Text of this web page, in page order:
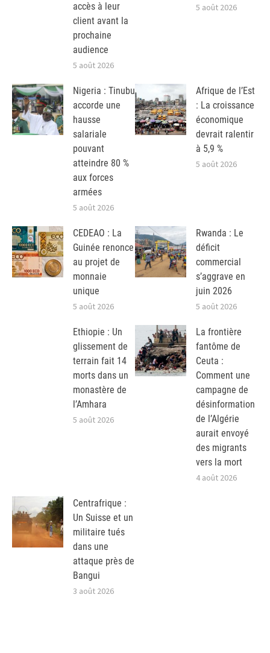
accès à leur
client avant la
prochaine
audience
5 août 2026
5 août 2026
Nigeria : Tinubu
accorde une
hausse
salariale
pouvant
atteindre 80 %
aux forces
armées
5 août 2026
Afrique de l’Est
: La croissance
économique
devrait ralentir
à 5,9 %
5 août 2026
CEDEAO : La
Guinée renonce
au projet de
monnaie
unique
5 août 2026
Rwanda : Le
déficit
commercial
s’aggrave en
juin 2026
5 août 2026
Ethiopie : Un
glissement de
terrain fait 14
morts dans un
monastère de
l’Amhara
5 août 2026
La frontière
fantôme de
Ceuta :
Comment une
campagne de
désinformation
de l’Algérie
aurait envoyé
des migrants
vers la mort
4 août 2026
Centrafrique :
Un Suisse et un
militaire tués
dans une
attaque près de
Bangui
3 août 2026